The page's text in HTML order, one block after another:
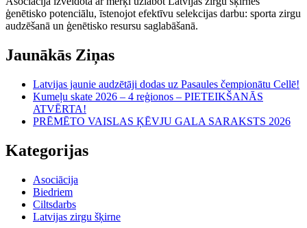
ģenētisko potenciālu, īstenojot efektīvu selekcijas darbu: sporta zirgu
audzēšanā un ģenētisko resursu saglabāšanā.
Jaunākās Ziņas
Latvijas jaunie audzētāji dodas uz Pasaules čempionātu Cellē!
Kumeļu skate 2026 – 4 reģionos – PIETEIKŠANĀS
ATVĒRTA!
PRĒMĒTO VAISLAS ĶĒVJU GALA SARAKSTS 2026
Kategorijas
Asociācija
Biedriem
Ciltsdarbs
Latvijas zirgu šķirne